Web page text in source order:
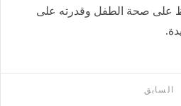
على صحة الطفل وقدرته على
السابق